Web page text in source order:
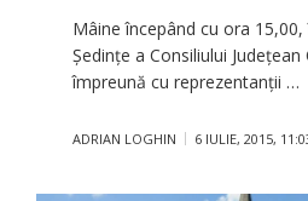
Mâine începând cu ora
Şedinţe a Consiliului
împreună cu reprezentanţii …
ADRIAN LOGHIN 6 IULIE, 2015,